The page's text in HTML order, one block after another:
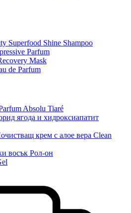
Superfood Shine Shampoo
Parfum
Mask
de Parfum
Absolu Tiaré
ягода и хидроксиапатит
крем с алое вера Clean
восък Рол-он